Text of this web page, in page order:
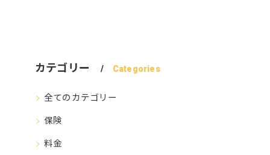
カテゴリー Categories
全てのカテゴリー
保険
料金